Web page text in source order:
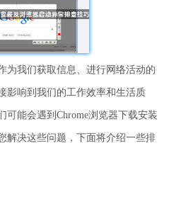
为我们获取信息、进行网络活动的
影响到我们的工作效率和生活质
可能会遇到Chrome浏览器下载安装
解决这些问题，下面将介绍一些排